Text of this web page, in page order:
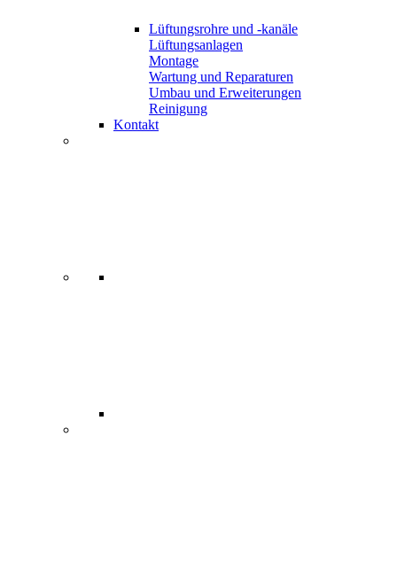
Lüftungsrohre und -kanäle
Lüftungsanlagen
Montage
Wartung und Reparaturen
Umbau und Erweiterungen
Reinigung
Kontakt